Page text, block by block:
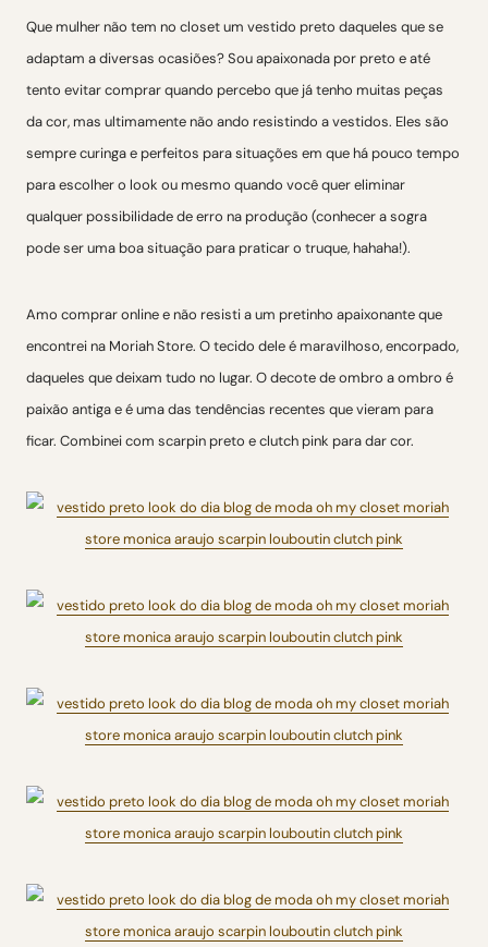
Que mulher não tem no closet um vestido preto daqueles que se
adaptam a diversas ocasiões? Sou apaixonada por preto e até
tento evitar comprar quando percebo que já tenho muitas peças
da cor, mas ultimamente não ando resistindo a vestidos. Eles são
sempre curinga e perfeitos para situações em que há pouco tempo
para escolher o look ou mesmo quando você quer eliminar
qualquer possibilidade de erro na produção (conhecer a sogra
pode ser uma boa situação para praticar o truque, hahaha!).
Amo comprar online e não resisti a um pretinho apaixonante que
encontrei na Moriah Store. O tecido dele é maravilhoso, encorpado,
daqueles que deixam tudo no lugar. O decote de ombro a ombro é
paixão antiga e é uma das tendências recentes que vieram para
ficar. Combinei com scarpin preto e clutch pink para dar cor.